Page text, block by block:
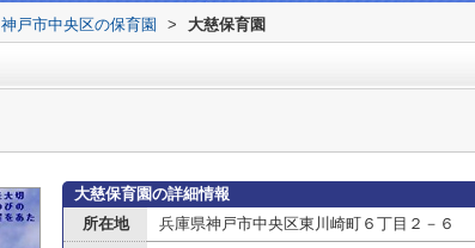
神戸市中央区の保育園 > 大慈保育園
大慈保育園の詳細情報
所在地
兵庫県神戸市中央区東川崎町６丁目２－６